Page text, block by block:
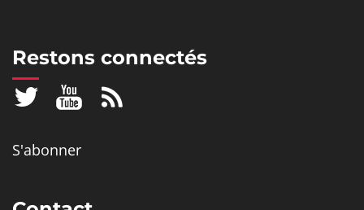
Restons connectés
S'abonner